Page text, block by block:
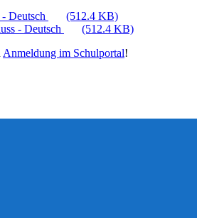
Deutsch
(512.4 KB)
- Deutsch
(512.4 KB)
Anmeldung im Schulportal!